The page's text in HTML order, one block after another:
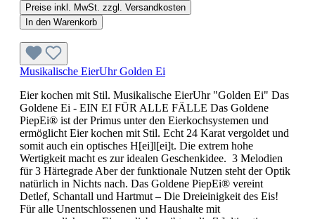
Preise inkl. MwSt. zzgl. Versandkosten
In den Warenkorb
Musikalische EierUhr Golden Ei
Eier kochen mit Stil. Musikalische EierUhr "Golden Ei" Das
Goldene Ei - EIN EI FÜR ALLE FÄLLE Das Goldene
PiepEi® ist der Primus unter den Eierkochsystemen und
ermöglicht Eier kochen mit Stil. Echt 24 Karat vergoldet und
somit auch ein optisches H[ei]l[ei]t. Die extrem hohe
Wertigkeit macht es zur idealen Geschenkidee. 3 Melodien
für 3 Härtegrade Aber der funktionale Nutzen steht der Optik
natürlich in Nichts nach. Das Goldene PiepEi® vereint
Detlef, Schantall und Hartmut – Die Dreieinigkeit des Eis!
Für alle Unentschlossenen und Haushalte mit